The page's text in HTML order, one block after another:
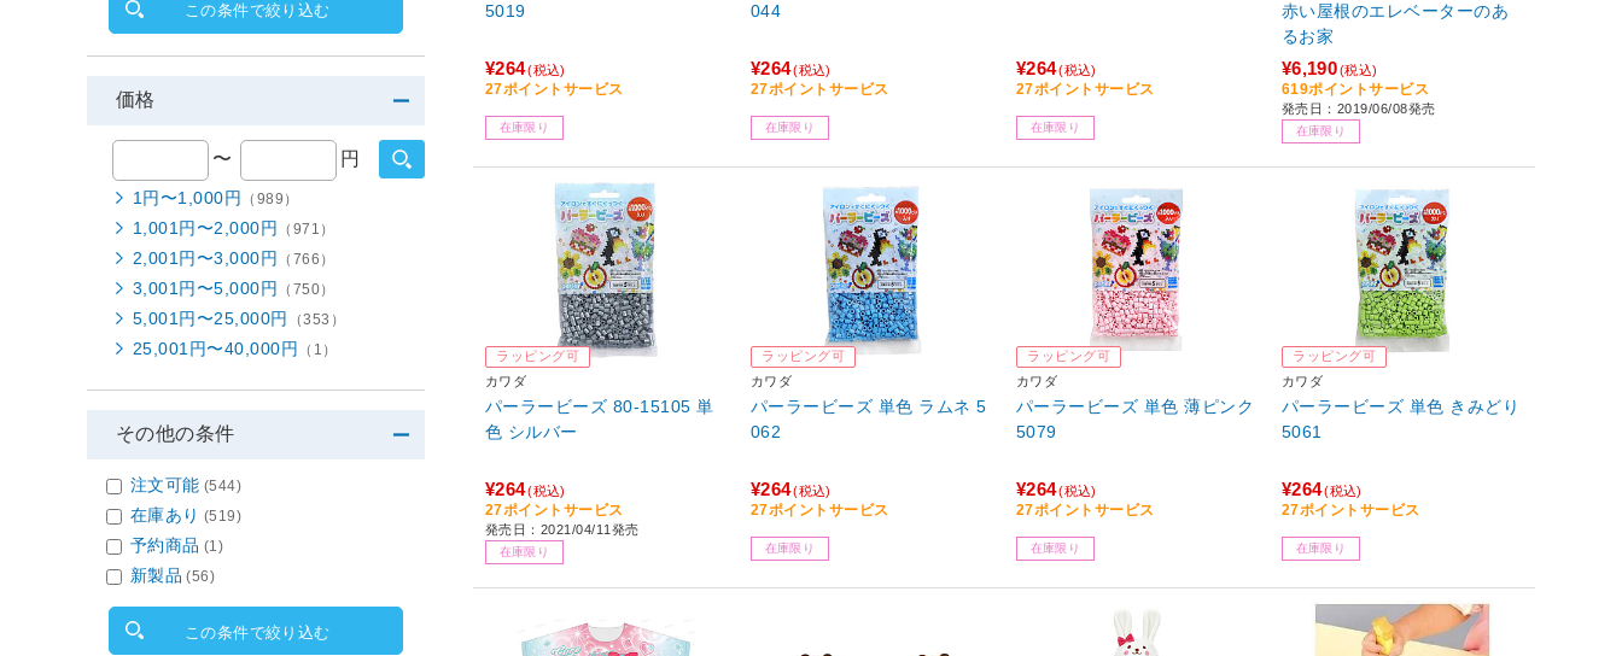
5019
¥264(税込)
27ポイントサービス
在庫限り
044
¥264(税込)
27ポイントサービス
在庫限り
¥264(税込)
27ポイントサービス
在庫限り
赤い屋根のエレベーターのあ
るお家
¥6,190(税込)
619ポイントサービス
発売日：2019/06/08発売
在庫限り
ラッピング可
カワダ
パーラービーズ 80-15105 単
色 シルバー
¥264(税込)
27ポイントサービス
発売日：2021/04/11発売
在庫限り
ラッピング可
カワダ
パーラービーズ 単色 ラムネ 5
062
¥264(税込)
27ポイントサービス
在庫限り
ラッピング可
カワダ
パーラービーズ 単色 薄ピンク
5079
¥264(税込)
27ポイントサービス
在庫限り
ラッピング可
カワダ
パーラービーズ 単色 きみどり
5061
¥264(税込)
27ポイントサービス
在庫限り
この条件で絞り込む
価格
〜 円
1円〜1,000円 （989）
1,001円〜2,000円 （971）
2,001円〜3,000円 （766）
3,001円〜5,000円 （750）
5,001円〜25,000円 （353）
25,001円〜40,000円 （1）
その他の条件
注文可能 (544)
在庫あり (519)
予約商品 (1)
新製品 (56)
この条件で絞り込む